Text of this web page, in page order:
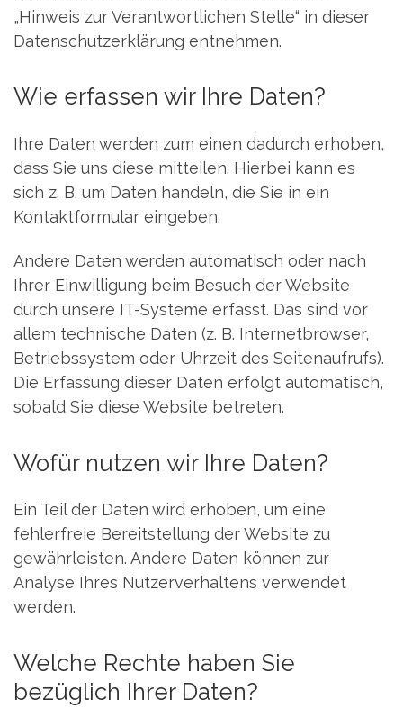
„Hinweis zur Verantwortlichen Stelle“ in dieser
Datenschutzerklärung entnehmen.
Wie erfassen wir Ihre Daten?
Ihre Daten werden zum einen dadurch erhoben,
dass Sie uns diese mitteilen. Hierbei kann es
sich z. B. um Daten handeln, die Sie in ein
Kontaktformular eingeben.
Andere Daten werden automatisch oder nach
Ihrer Einwilligung beim Besuch der Website
durch unsere IT-Systeme erfasst. Das sind vor
allem technische Daten (z. B. Internetbrowser,
Betriebssystem oder Uhrzeit des Seitenaufrufs).
Die Erfassung dieser Daten erfolgt automatisch,
sobald Sie diese Website betreten.
Wofür nutzen wir Ihre Daten?
Ein Teil der Daten wird erhoben, um eine
fehlerfreie Bereitstellung der Website zu
gewährleisten. Andere Daten können zur
Analyse Ihres Nutzerverhaltens verwendet
werden.
Welche Rechte haben Sie
bezüglich Ihrer Daten?